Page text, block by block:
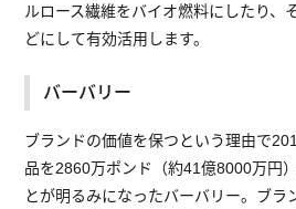
ルロース繊維をバイオ燃料にしたり、
どにして有効活用します。
バーバリー
ブランドの価値を保つという理由で
品を2860万ポンド（約41億8000万円
とが明るみになったバーバリー。ブラ